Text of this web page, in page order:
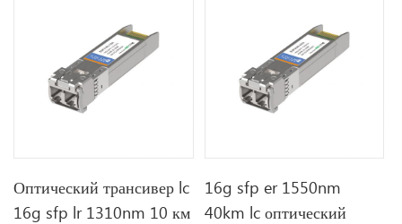
Оптический трансивер lc
16g sfp lr 1310nm 10 км
16g sfp er 1550nm
40km lc оптический